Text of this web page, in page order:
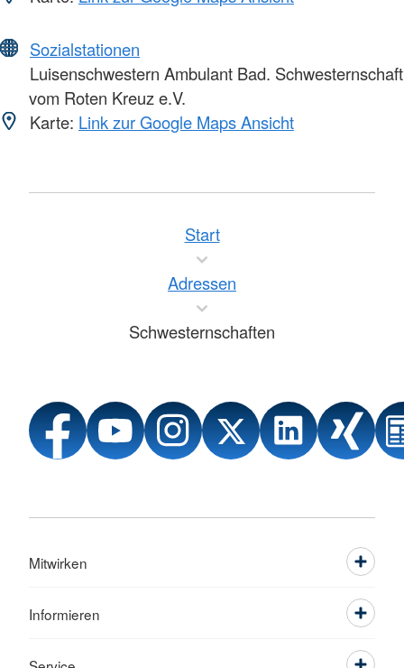
Sozialstationen
Luisenschwestern Ambulant Bad. Schwesternschaft
vom Roten Kreuz e.V.
Karte: Link zur Google Maps Ansicht
Start
Adressen
Schwesternschaften
Mitwirken
Informieren